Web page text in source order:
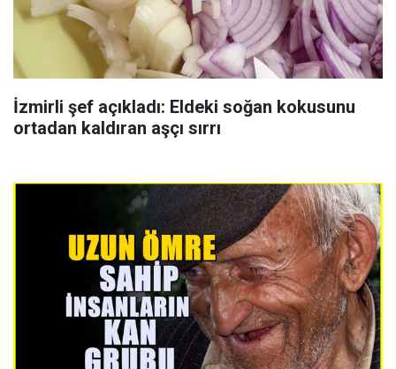
İzmirli şef açıkladı: Eldeki soğan kokusunu
ortadan kaldıran aşçı sırrı